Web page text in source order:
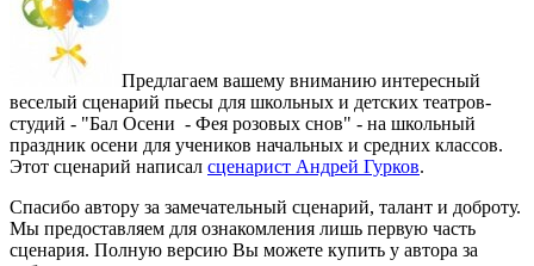
Предлагаем вашему вниманию интересный
веселый сценарий пьесы для школьных и детских театров-
студий - "Бал Осени - Фея розовых снов" - на школьный
праздник осени для учеников начальных и средних классов.
Этот сценарий написал сценарист Андрей Гурков.
Спасибо автору за замечательный сценарий, талант и доброту.
Мы предоставляем для ознакомления лишь первую часть
сценария. Полную версию Вы можете купить у автора за